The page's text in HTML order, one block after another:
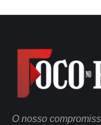
O nosso